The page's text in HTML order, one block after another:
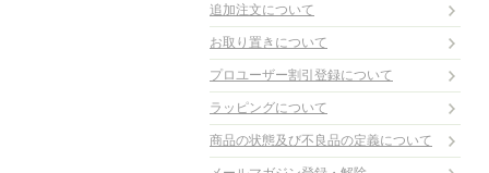
追加注文について
お取り置きについて
プロユーザー割引登録について
ラッピングについて
商品の状態及び不良品の定義について